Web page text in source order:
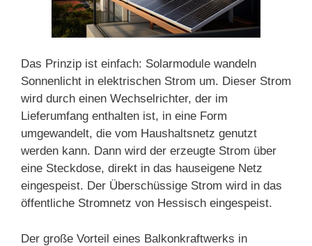
Das Prinzip ist einfach: Solarmodule wandeln
Sonnenlicht in elektrischen Strom um. Dieser Strom
wird durch einen Wechselrichter, der im
Lieferumfang enthalten ist, in eine Form
umgewandelt, die vom Haushaltsnetz genutzt
werden kann. Dann wird der erzeugte Strom über
eine Steckdose, direkt in das hauseigene Netz
eingespeist. Der Überschüssige Strom wird in das
öffentliche Stromnetz von Hessisch eingespeist.
Der große Vorteil eines Balkonkraftwerks in